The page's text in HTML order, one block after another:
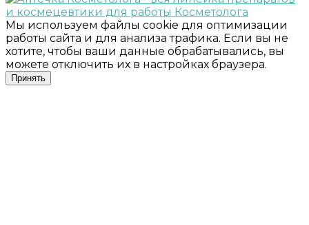
Мы используем файлы cookie для оптимизации
работы сайта и для анализа трафика. Если вы не
хотите, чтобы ваши данные обрабатывались, вы
можете отключить их в настройках браузера.
Принять